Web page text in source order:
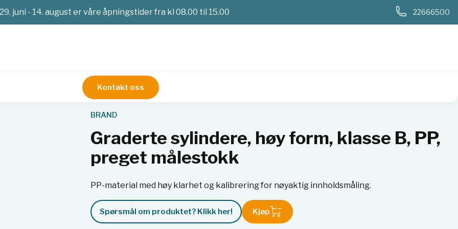
29. juni - 14. august er våre åpningstider fra kl 08.00 til 15.00 22666500
Kontakt oss
Graderte sylindere, høy form, klasse B, PP, preget målestokk
BRAND
Graderte sylindere, høy form, klasse B, PP,
preget målestokk
PP-material med høy klarhet og kalibrering for nøyaktig innholdsmåling.
Spørsmål om produktet? Klikk her! Kjøp